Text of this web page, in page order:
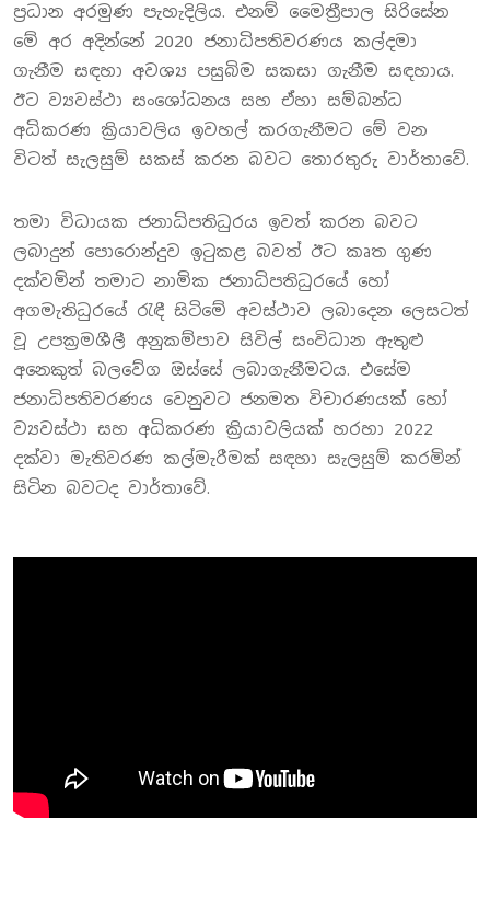
ප්‍රධාන අරමුණ පැහැදිලිය. එනම් මෛත්‍රීපාල සිරිසේන
මේ අර අදින්නේ 2020 ජනාධිපතිවරණය කල්දමා
ගැනීම සඳහා අවශ්‍ය පසුබිම සකසා ගැනීම සඳහාය.
ඊට ව්‍යවස්ථා සංශෝධනය සහ ඒහා සම්බන්ධ
අධිකරණ ක්‍රියාවලිය ඉවහල් කරගැනීමට මේ වන
විටත් සැලසුම් සකස් කරන බවට තොරතුරු වාර්තාවේ.
තමා විධායක ජනාධිපතිධුරය ඉවත් කරන බවට
ලබාදුන් පොරොන්දුව ඉටුකළ බවත් ඊට කෘත ගුණ
දක්වමින් තමාට නාමික ජනාධිපතිධුරයේ හෝ
අගමැතිධුරයේ රැඳී සිටිමේ අවස්ථාව ලබාදෙන ලෙසටත්
වූ උපක්‍රමශීලී අනුකම්පාව සිවිල් සංවිධාන ඇතුළු
අනෙකුත් බලවේග ඔස්සේ ලබාගැනීමටය. එසේම
ජනාධිපතිවරණය වෙනුවට ජනමත විචාරණයක් හෝ
ව්‍යවස්ථා සහ අධිකරණ ක්‍රියාවලියක් හරහා 2022
දක්වා මැතිවරණ කල්මැරීමක් සඳහා සැලසුම් කරමින්
සිටින බවටද වාර්තාවේ.